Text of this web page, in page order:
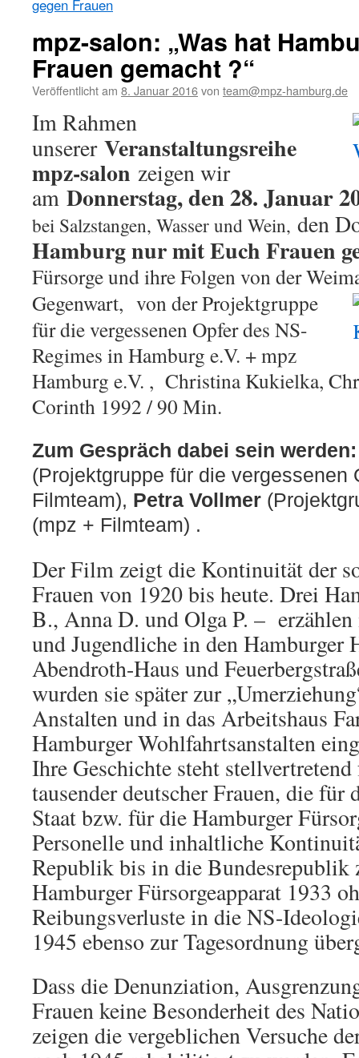
gegen Frauen
mpz-salon: „Was hat
Frauen gemacht ?“
Veröffentlicht am 8. Januar 2016von team@mpz-hamburg.de
Im Rahmen
unserer Veranstaltungsreihe
mpz-salon zeigen wir
am Donnerstag, den 28. Januar
bei Salzstangen, Wasser und Wein, den
Hamburg nur mit Euch Frauen
Fürsorge und ihre Folgen von der
Gegenwart, von der Projektgruppe
für die vergessenen Opfer des NS-
Regimes in Hamburg e.V. + mpz
Hamburg e.V. , Christina Kukielka,
Corinth 1992 / 90 Min.
Zum Gespräch dabei sein werden:
(Projektgruppe für die vergessenen
Filmteam), Petra Vollmer
(mpz + Filmteam) .
Der Film zeigt die Kontinuität der
Frauen von 1920 bis heute. Drei
B., Anna D. und Olga P. –
und Jugendliche in den Hamburger
Abendroth-Haus und
wurden sie später zur
Anstalten und in das Arbeitshaus
Hamburger Wohlfahrtsanstalten
Ihre Geschichte steht
tausender deutscher Frauen, die
Staat bzw. für die Hamburger
Personelle und inhaltliche
Republik bis in die Bundesrepublik
Hamburger Fürsorgeapparat 1933
Reibungsverluste in die NS-
1945 ebenso zur Tagesordnung
Dass die Denunziation,
Frauen keine Besonderheit des
zeigen die vergeblichen Versuche